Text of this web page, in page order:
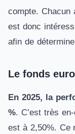
compte. Chacun
est donc
afin de
Le fonds
En 2025, la
%. C’est très
est à 2,50%. Ce